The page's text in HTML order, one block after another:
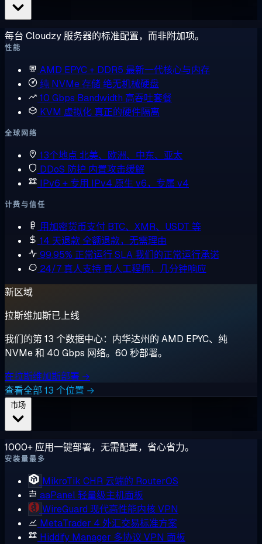
每台 Cloudzy 服务器的标准配置，而非附加项。
性能
AMD EPYC + DDR5 最新一代核心与内存
纯 NVMe 存储绝无机械硬盘
10 Gbps Bandwidth 高吞吐套餐
KVM 虚拟化 真正的硬件隔离
全球网络
13个地点 北美、欧洲、中东、亚太
DDoS 防护 内置攻击缓解
IPv6 + 专用 IPv4 原生 v6，专属 v4
计费与信任
用加密货币支付 BTC、XMR、USDT 等
14 天退款全额退款，无需理由
99.95% 正常运行 SLA我们的正常运行承诺
24/7 真人支持 真人工程师，几分钟响应
新区域
拉斯维加斯已上线
我们的第 13 个数据中心：内华达州的 AMD EPYC、纯
NVMe 和 40 Gbps 网络。60 秒部署。
在拉斯维加斯部署 →
查看全部 13 个位置 →
1000+ 应用一键部署，无需配置，省心省力。
安装量最多
MikroTik CHR 云端的 RouterOS
aaPanel轻量级主机面板
WireGuard 现代高性能内核 VPN
MetaTrader 4 外汇交易标准方案
Hiddify Manager 多协议 VPN 面板